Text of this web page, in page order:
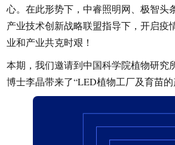
心。在此形势下，中睿照明网、极智头
产业技术创新战略联盟指导下，开启
业和产业共克时艰！
本期，我们邀请到中国科学院植物研究
博士李晶带来了“LED植物工厂及育苗